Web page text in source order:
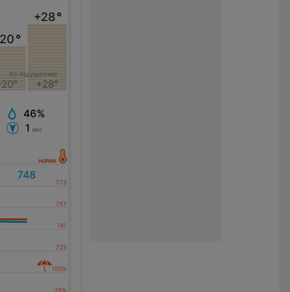
°
+28°
+28°
по ощущению
46%
1
м/с